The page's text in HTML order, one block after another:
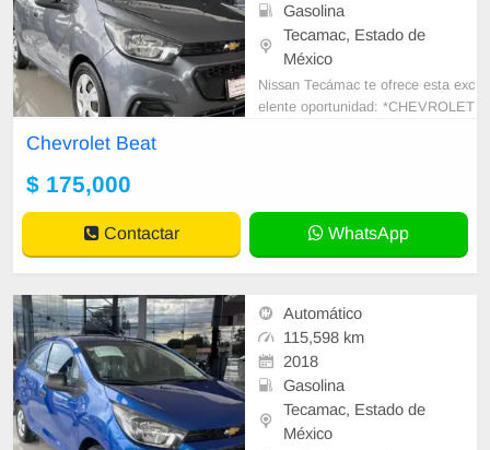
Gasolina
Tecamac, Estado de
México
Nissan Tecámac te ofrece esta exc
elente oportunidad: *CHEVROLET
Chevrolet Beat
$ 175,000
Contactar WhatsApp
Automático
115,598 km
2018
Gasolina
Tecamac, Estado de
México